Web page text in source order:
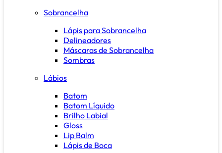
Sobrancelha
Lápis para Sobrancelha
Delineadores
Máscaras de Sobrancelha
Sombras
Lábios
Batom
Batom Líquido
Brilho Labial
Gloss
Lip Balm
Lápis de Boca